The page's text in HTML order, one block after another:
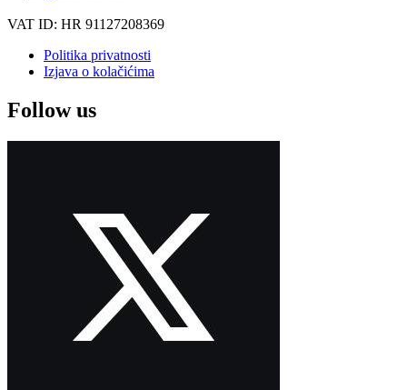
VAT ID: HR 91127208369
Politika privatnosti
Izjava o kolačićima
Follow us